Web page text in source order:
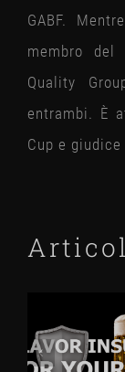
GABF.
membro
Quality
entrambi. È
Cup e giudice